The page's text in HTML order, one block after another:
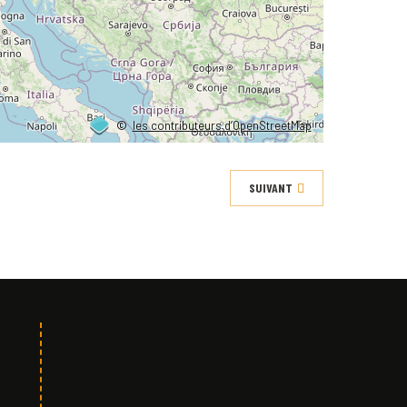
©les contributeurs d’OpenStreetMap
SUIVANT